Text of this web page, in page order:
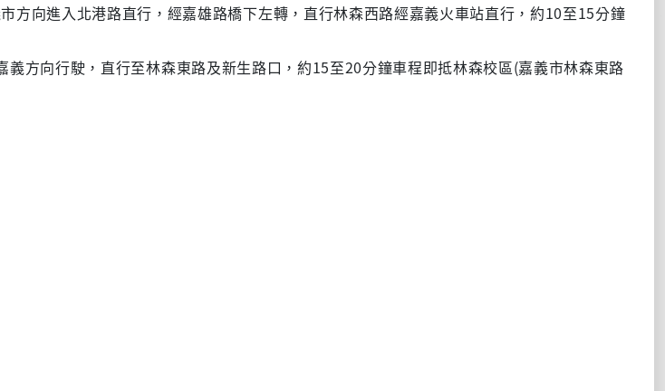
方向進入北港路直行，經嘉雄路橋下左轉，直行林森西路經嘉義火車站直行，約10至15分鐘
義方向行駛，直行至林森東路及新生路口，約15至20分鐘車程即抵林森校區(嘉義市林森東路